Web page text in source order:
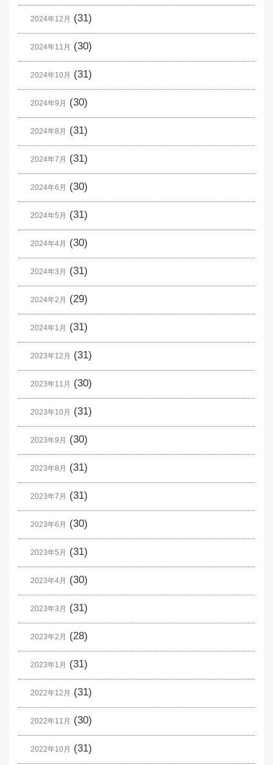
2024年12月 (31)
2024年11月 (30)
2024年10月 (31)
2024年9月 (30)
2024年8月 (31)
2024年7月 (31)
2024年6月 (30)
2024年5月 (31)
2024年4月 (30)
2024年3月 (31)
2024年2月 (29)
2024年1月 (31)
2023年12月 (31)
2023年11月 (30)
2023年10月 (31)
2023年9月 (30)
2023年8月 (31)
2023年7月 (31)
2023年6月 (30)
2023年5月 (31)
2023年4月 (30)
2023年3月 (31)
2023年2月 (28)
2023年1月 (31)
2022年12月 (31)
2022年11月 (30)
2022年10月 (31)